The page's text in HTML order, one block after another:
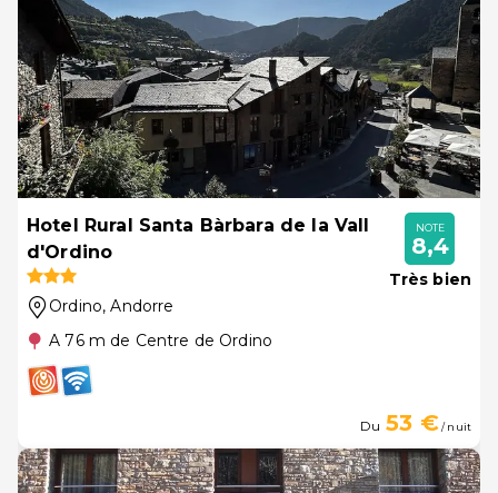
Hotel Rural Santa Bàrbara de la Vall
d'Ordino
Ordino, Andorre
A 76 m de Centre de Ordino
NOTE
8,4
Très bien
Du 53 €/ nuit